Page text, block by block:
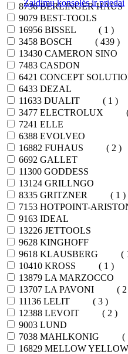
Žaidimų konsolės ir priedai
8736 BERLINGER HAUS
9079 BEST-TOOLS
16956 BISSEL
( 1 )
3458 BOSCH
( 439 )
13430 CAMERON SINO
7483 CASDON
6421 CONCEPT
6433 DEZAL
11633 DUALIT
( 1 )
3477 ELECTROLUX
7241 ELLE
6388 EVOLVEO
16882 FUHAUS
( 2 )
6692 GALLET
11300 GODDESS
13124 GRILLNGO
8335 GRITZNER
( 1 )
7153 HOTPOINT-
9163 IDEAL
13226 JETTOOLS
9628 KINGHOFF
9618 KLAUSBERG
(
10410 KROSS
( 1 )
13879 LA MARZOCCO
13707 LA PAVONI
(
11136 LELIT
( 3 )
12388 LEVOIT
( 2 )
9003 LUND
7038 MAHLKONIG
(
16829 MELLOW YELLOW